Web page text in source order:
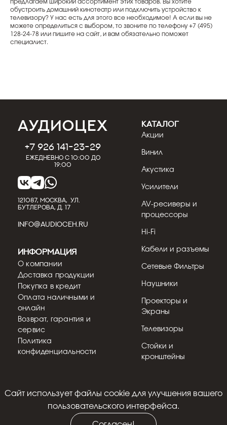
предлагаем широкий ассортимент этих товаров. Вы хотите
обустроить домашний кинотеатр или подключить устройство к
телевизору? У нас есть для этого все необходимое! А если вы не
можете определиться с выбором, то звоните по телефону +7 (495)
128-24-78 или пишите на сайт, и вам обязательно поможет
специалист.
+7 926 141-23-29
Ежедневно с 10:00 до
19:00
121087, МОСКВА, УЛ.
БУТЛЕРОВА, Д. 17
INFO@AUDIOCEH.RU
КАТАЛОГ
Акции
Винил
Акустика
Усилители
AV-ресиверы и
процессоры
Hi-Fi
Кабели и разъемы
Сетевые Фильтры
Наушники
Проекторы и
Экраны
Телевизоры
Стойки и
кронштейны
Информация
О компании
Доставка продукции
Покупка в кредит
Оплата наличными и
онлайн
Возврат, гарантия и
сервис
Политика
конфиденциальности
© 2018 - 2026
Cайт использует файлы cookie для улучшения вашего
пользовательского интерфейса.